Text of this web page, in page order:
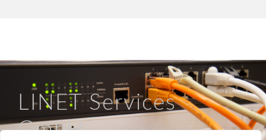
LINET Services
GmbH